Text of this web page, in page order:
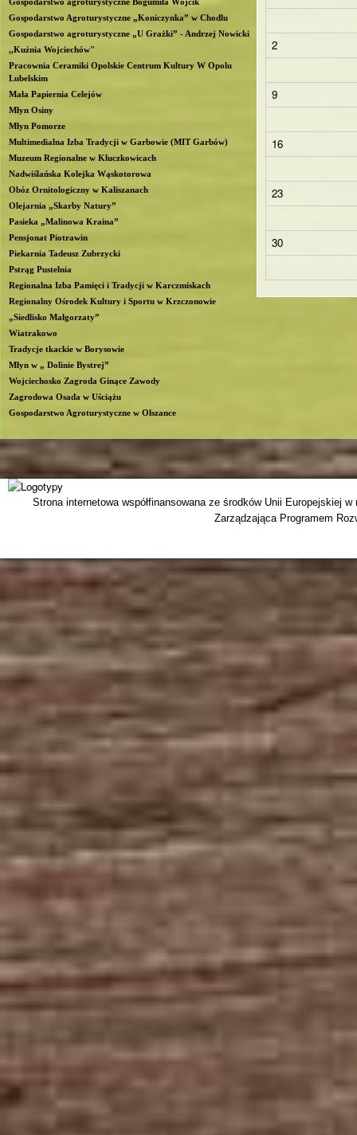
b
n
2
9
16
23
30
Gospodarstwo Agroturystyczne „Koniczynka” w Chodlu
Gospodarstwo agroturystyczne „U Grażki” - Andrzej Nowicki
,,Kuźnia Wojciechów"
Pracownia Ceramiki Opolskie Centrum Kultury W Opolu
Lubelskim
Mała Papiernia Celejów
Młyn Osiny
Młyn Pomorze
Multimedialna Izba Tradycji w Garbowie (MIT Garbów)
Muzeum Regionalne w Kluczkowicach
Nadwiślańska Kolejka Wąskotorowa
Obóz Ornitologiczny w Kaliszanach
Olejarnia „Skarby Natury”
Pasieka „Malinowa Kraina”
Pensjonat Piotrawin
Piekarnia Tadeusz Zubrzycki
Pstrąg Pustelnia
Regionalna Izba Pamięci i Tradycji w Karczmiskach
Regionalny Ośrodek Kultury i Sportu w Krzczonowie
„Siedlisko Małgorzaty”
Wiatrakowo
Tradycje tkackie w Borysowie
Młyn w „ Dolinie Bystrej”
Wojciechosko Zagroda Ginące Zawody
Zagrodowa Osada w Uściążu
Gospodarstwo Agroturystyczne w Olszance
Strona internetowa współfinansowana ze środków Unii Europejskiej
Zarządzająca Programem